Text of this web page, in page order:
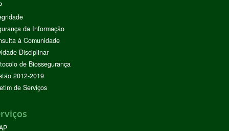
da Informação
à Comunidade
Disciplinar
de Biossegurança
2012-2019
de Serviços